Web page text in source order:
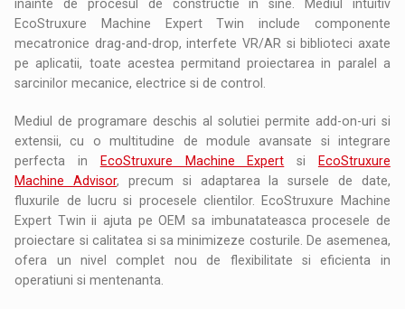
inainte de procesul de constructie in sine. Mediul intuitiv
EcoStruxure Machine Expert Twin include componente
mecatronice drag-and-drop, interfete VR/AR si biblioteci axate
pe aplicatii, toate acestea permitand proiectarea in paralel a
sarcinilor mecanice, electrice si de control.
Mediul de programare deschis al solutiei permite add-on-uri si
extensii, cu o multitudine de module avansate si integrare
perfecta in
EcoStruxure Machine Expert si
EcoStruxure
Machine Advisor, precum si adaptarea la sursele de date,
fluxurile de lucru si procesele clientilor. EcoStruxure Machine
Expert Twin ii ajuta pe OEM sa imbunatateasca procesele de
proiectare si calitatea si sa minimizeze costurile. De asemenea,
ofera un nivel complet nou de flexibilitate si eficienta in
operatiuni si mentenanta.